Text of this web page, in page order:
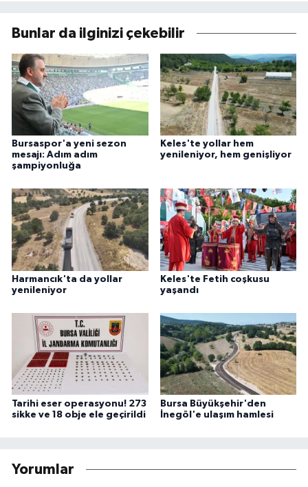
Bunlar da ilginizi çekebilir
Bursaspor'a yeni sezon
mesajı: Adım adım
şampiyonluğa
Keles'te yollar hem
yenileniyor, hem genişliyor
Harmancık'ta da yollar
yenileniyor
Keles'te Fetih coşkusu
yaşandı
Tarihi eser operasyonu! 273
sikke ve 18 obje ele geçirildi
Bursa Büyükşehir'den
İnegöl'e ulaşım hamlesi
Yorumlar